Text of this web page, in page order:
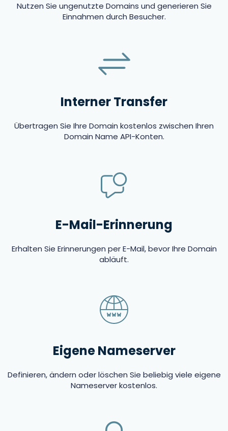
Nutzen Sie ungenutzte Domains und generieren Sie
Einnahmen durch Besucher.
Interner Transfer
Übertragen Sie Ihre Domain kostenlos zwischen Ihren
Domain Name API-Konten.
E-Mail-Erinnerung
Erhalten Sie Erinnerungen per E-Mail, bevor Ihre Domain
abläuft.
Eigene Nameserver
Definieren, ändern oder löschen Sie beliebig viele eigene
Nameserver kostenlos.